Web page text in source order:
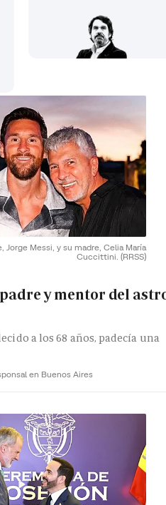
Jorge Messi, y su madre, Celia María
Cuccittini. (RRSS)
y mentor del
a los 68 años, padecía una
en Buenos Aires